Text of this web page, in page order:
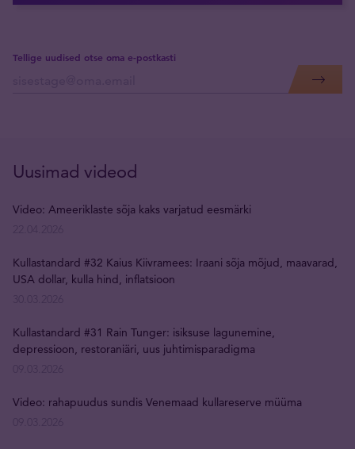
Tellige uudised otse oma e-postkasti
Uusimad videod
Video: Ameeriklaste sõja kaks varjatud eesmärki
Kullastandard #32 Kaius Kiivramees: Iraani sõja mõjud, maavarad,
USA dollar, kulla hind, inflatsioon
Kullastandard #31 Rain Tunger: isiksuse lagunemine,
depressioon, restoraniäri, uus juhtimisparadigma
Video: rahapuudus sundis Venemaad kullareserve müüma